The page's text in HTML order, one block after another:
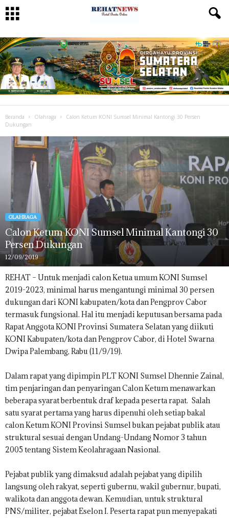
Beranda Olahraga
Calon Ketum KONI Sumsel Minimal Kantongi 30 Persen
Dukungan
OLAHRAGA
Calon Ketum KONI Sumsel Minimal Kantongi 30
Persen Dukungan
12/09/2019
REHAT – Untuk menjadi calon Ketua umum KONI Sumsel
2019-2023, minimal harus mengantungi minimal 30 persen
dukungan dari KONI kabupaten/kota dan Pengprov Cabor
termasuk fungsional. Hal itu menjadi keputusan bersama pada
Rapat Anggota KONI Provinsi Sumatera Selatan yang diikuti
KONI Kabupaten/kota dan Pengprov Cabor, di Hotel Swarna
Dwipa Palembang, Rabu (11/9/19).
Dalam rapat yang dipimpin PLT KONI Sumsel Dhennie Zainal,
tim penjaringan dan penyaringan Calon Ketum menawarkan
beberapa syarat berbentuk draf kepada peserta rapat. Salah
satu syarat pertama yang harus dipenuhi oleh setiap bakal
calon Ketum KONI Provinsi Sumsel bukan pejabat publik atau
struktural sesuai dengan Undang-Undang Nomor 3 tahun
2005 tentang Sistem Keolahragaan Nasional.
Pejabat publik yang dimaksud adalah pejabat yang dipilih
langsung oleh rakyat, seperti gubernu, wakil gubernur, bupati,
walikota dan anggota dewan. Kemudian, untuk struktural
PNS/militer, pejabat Eselon I. Peserta rapat pun menyepakati